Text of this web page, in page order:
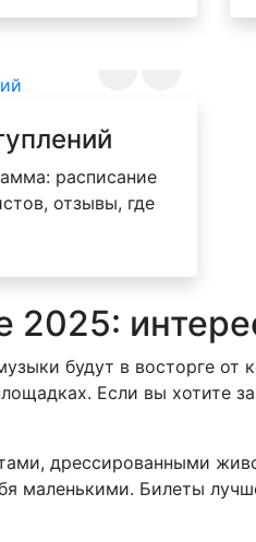
расписание
отзывы, где
2025:
будут в восторге
Если вы хотите
дрессированными
маленькими. Билеты